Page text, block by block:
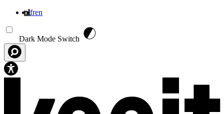
nlfren
Dark Mode Switch